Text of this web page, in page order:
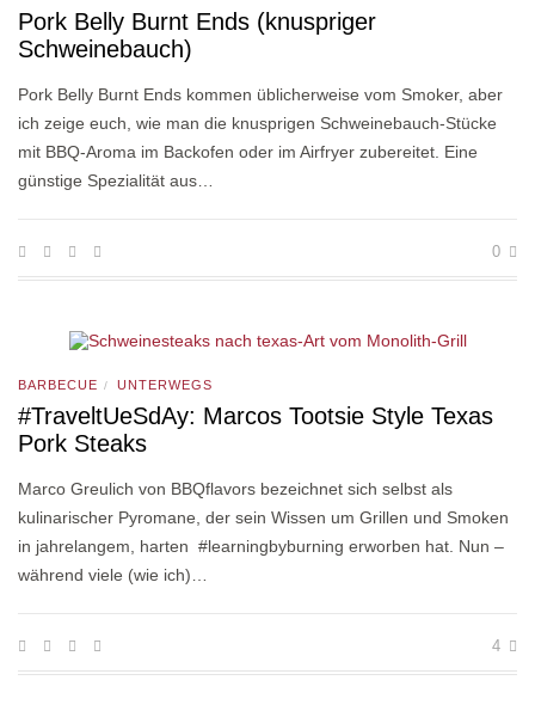
Pork Belly Burnt Ends (knuspriger
Schweinebauch)
Pork Belly Burnt Ends kommen üblicherweise vom Smoker, aber
ich zeige euch, wie man die knusprigen Schweinebauch-Stücke
mit BBQ-Aroma im Backofen oder im Airfryer zubereitet. Eine
günstige Spezialität aus…
0
BARBECUE / UNTERWEGS
#TraveltUeSdAy: Marcos Tootsie Style Texas
Pork Steaks
Marco Greulich von BBQflavors bezeichnet sich selbst als
kulinarischer Pyromane, der sein Wissen um Grillen und Smoken
in jahrelangem, harten #learningbyburning erworben hat. Nun –
während viele (wie ich)…
4